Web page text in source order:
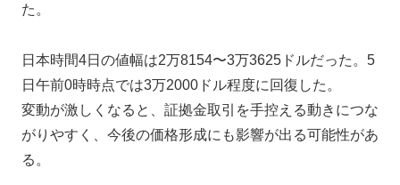
た。
日本時間4日の値幅は2万8154〜3万3625ドルだった。5
日午前0時時点では3万2000ドル程度に回復した。
変動が激しくなると、証拠金取引を手控える動きにつな
がりやすく、今後の価格形成にも影響が出る可能性があ
る。